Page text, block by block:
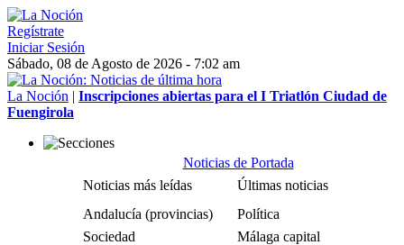
Regístrate
Iniciar Sesión
Sábado, 08 de Agosto de 2026 - 7:02 am
La Noción | Inscripciones abiertas para el I Triatlón Ciudad de
Fuengirola
Noticias de Portada
Noticias más leídas
Últimas noticias
Andalucía (provincias)
Política
Sociedad
Málaga capital